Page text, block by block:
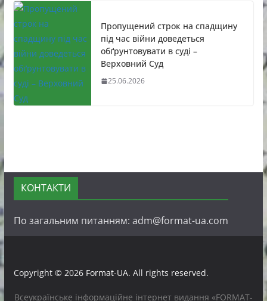
Пропущений строк на спадщину
під час війни доведеться
обґрунтовувати в суді –
Верховний Суд
25.06.2026
КОНТАКТИ
По загальним питанням: adm@format-ua.com
Copyright © 2026 Format-UA. All rights reserved.
Всеукраїнське інформаційне інтернет видання «FORMAT-